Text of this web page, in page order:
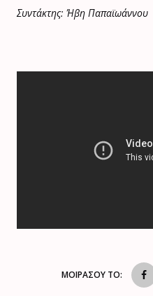
Συντάκτης: Ήβη Παπαϊωάννου
ΜΟΙΡΑΣΟΥ ΤΟ: